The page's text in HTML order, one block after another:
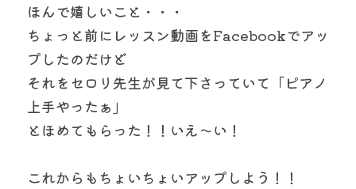
ほんで嬉しいこと・・・
ちょっと前にレッスン動画をFacebookでアッ
プしたのだけど
それをセロリ先生が見て下さっていて「ピアノ
上手やったぁ」
とほめてもらった！！いえ～い！
これからもちょいちょいアップしよう！！